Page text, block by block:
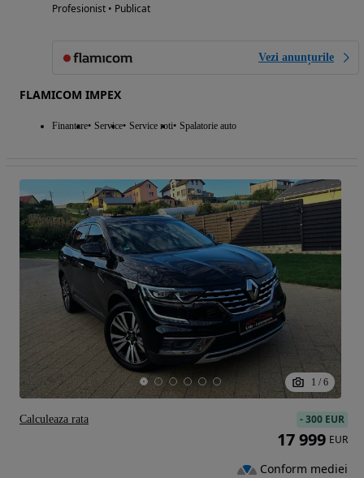
Profesionist • Publicat
Vezi anunțurile
FLAMICOM IMPEX
Finantare Service Service roti Spalatorie auto
1 / 6
-300 EUR
17 999 EUR
Conform mediei
Calculeaza rata